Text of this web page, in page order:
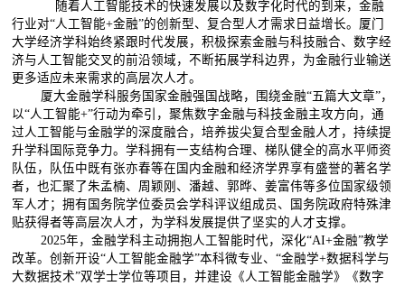
随着人工智能技术的快速发展以及数字化时代的到来，金融
行业对“人工智能+金融”的创新型、复合型人才需求日益增长。厦门
大学经济学科始终紧跟时代发展，积极探索金融与科技融合、数字经
济与人工智能交叉的前沿领域，不断拓展学科边界，为金融行业输送
更多适应未来需求的高层次人才。
厦大金融学科服务国家金融强国战略，围绕金融“五篇大文章”，
以“人工智能+”行动为牵引，聚焦数字金融与科技金融主攻方向，通
过人工智能与金融学的深度融合，培养拔尖复合型金融人才，持续提
升学科国际竞争力。学科拥有一支结构合理、梯队健全的高水平师资
队伍，队伍中既有张亦春等在国内金融和经济学界享有盛誉的著名学
者，也汇聚了朱孟楠、周颖刚、潘越、郭晔、姜富伟等多位国家级领
军人才；拥有国务院学位委员会学科评议组成员、国务院政府特殊津
贴获得者等高层次人才，为学科发展提供了坚实的人才支撑。
2025年，金融学科主动拥抱人工智能时代，深化“AI+金融”教学
改革。创新开设“人工智能金融学”本科微专业、 “金融学+数据科学与
大数据技术”双学士学位等项目，并建设《人工智能金融学》《数字